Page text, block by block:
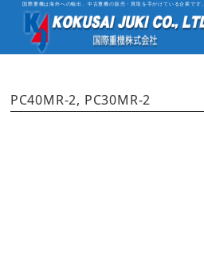
国際重機は海外への輸出、中古重機の販売・買取を手がけている企業です。
PC40MR-2, PC30MR-2